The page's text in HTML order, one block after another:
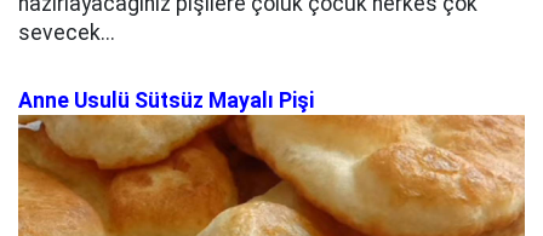
sevecek...
Anne Usulü Sütsüz Mayalı Pişi